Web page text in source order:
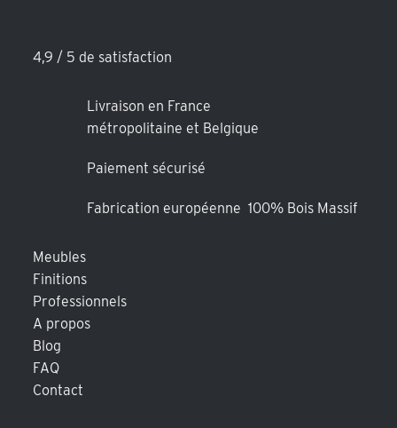
4,9 / 5 de satisfaction
Livraison en France
métropolitaine et Belgique
Paiement sécurisé
Fabrication européenne 100% Bois Massif
Meubles
Finitions
Professionnels
A propos
Blog
FAQ
Contact